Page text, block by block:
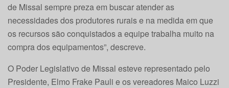
de Missal sempre preza em buscar atender as
necessidades dos produtores rurais e na medida em que
os recursos são conquistados a equipe trabalha muito na
compra dos equipamentos”, descreve.
O Poder Legislativo de Missal esteve representado pelo
Presidente, Elmo Frake Pauli e os vereadores Maico Luzzi